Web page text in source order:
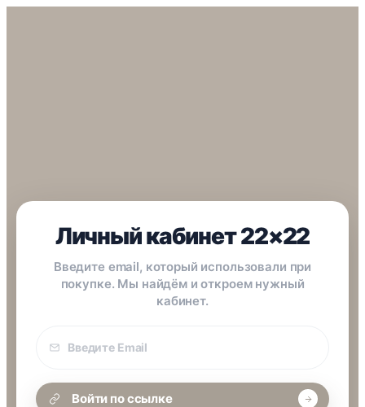
Личный кабинет 22×22
Введите email, который использовали при
покупке. Мы найдём и откроем нужный
кабинет.
покупки
Войти по ссылке